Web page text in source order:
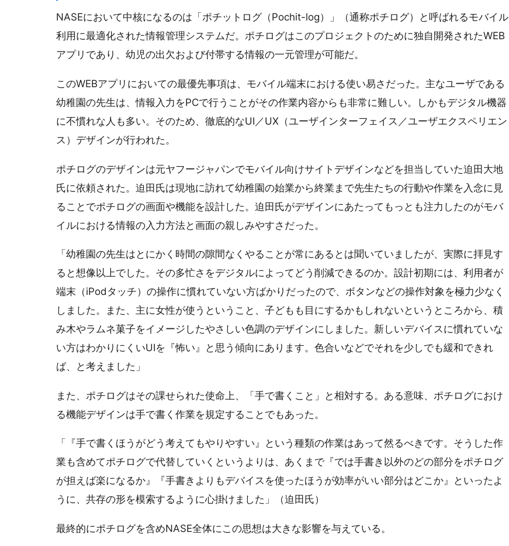
NASEにおいて中核になるのは「ポチットログ（Pochit-log）」（通称ポチログ）と呼ばれるモバイル
利用に最適化された情報管理システムだ。ポチログはこのプロジェクトのために独自開発されたWEB
アプリであり、幼児の出欠および付帯する情報の一元管理が可能だ。
このWEBアプリにおいての最優先事項は、モバイル端末における使い易さだった。主なユーザである
幼稚園の先生は、情報入力をPCで行うことがその作業内容からも非常に難しい。しかもデジタル機器
に不慣れな人も多い。そのため、徹底的なUI／UX（ユーザインターフェイス／ユーザエクスペリエン
ス）デザインが行われた。
ポチログのデザインは元ヤフージャパンでモバイル向けサイトデザインなどを担当していた迫田大地
氏に依頼された。迫田氏は現地に訪れて幼稚園の始業から終業まで先生たちの行動や作業を入念に見
ることでポチログの画面や機能を設計した。迫田氏がデザインにあたってもっとも注力したのがモバ
イルにおける情報の入力方法と画面の親しみやすさだった。
「幼稚園の先生はとにかく時間の隙間なくやることが常にあるとは聞いていましたが、実際に拝見す
ると想像以上でした。その多忙さをデジタルによってどう削減できるのか。設計初期には、利用者が
端末（iPodタッチ）の操作に慣れていない方ばかりだったので、ボタンなどの操作対象を極力少なく
しました。また、主に女性が使うということ、子どもも目にするかもしれないというところから、積
み木やラムネ菓子をイメージしたやさしい色調のデザインにしました。新しいデバイスに慣れていな
い方はわかりにくいUIを『怖い』と思う傾向にあります。色合いなどでそれを少しでも緩和できれ
ば、と考えました」
また、ポチログはその課せられた使命上、「手で書くこと」と相対する。ある意味、ポチログにおけ
る機能デザインは手で書く作業を規定することでもあった。
「『手で書くほうがどう考えてもやりやすい』という種類の作業はあって然るべきです。そうした作
業も含めてポチログで代替していくというよりは、あくまで『では手書き以外のどの部分をポチログ
が担えば楽になるか』『手書きよりもデバイスを使ったほうが効率がいい部分はどこか』といったよ
うに、共存の形を模索するように心掛けました」（迫田氏）
最終的にポチログを含めNASE全体にこの思想は大きな影響を与えている。